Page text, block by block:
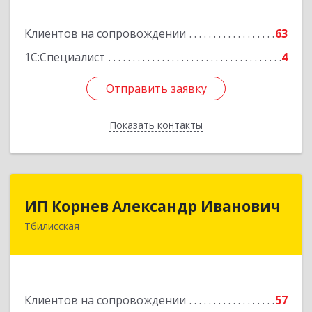
Клиентов на сопровождении
63
1С:Специалист
4
Отправить заявку
Показать контакты
Отправить заявку
Назад
ИП Корнев Александр Иванович
Тбилисская
Клиентов на сопровождении 57
352360, Краснодарский край, Тбилисский р-н,